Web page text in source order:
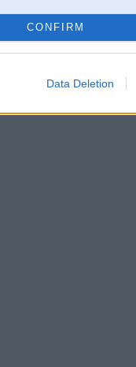
CONFIRM
Data Deletion